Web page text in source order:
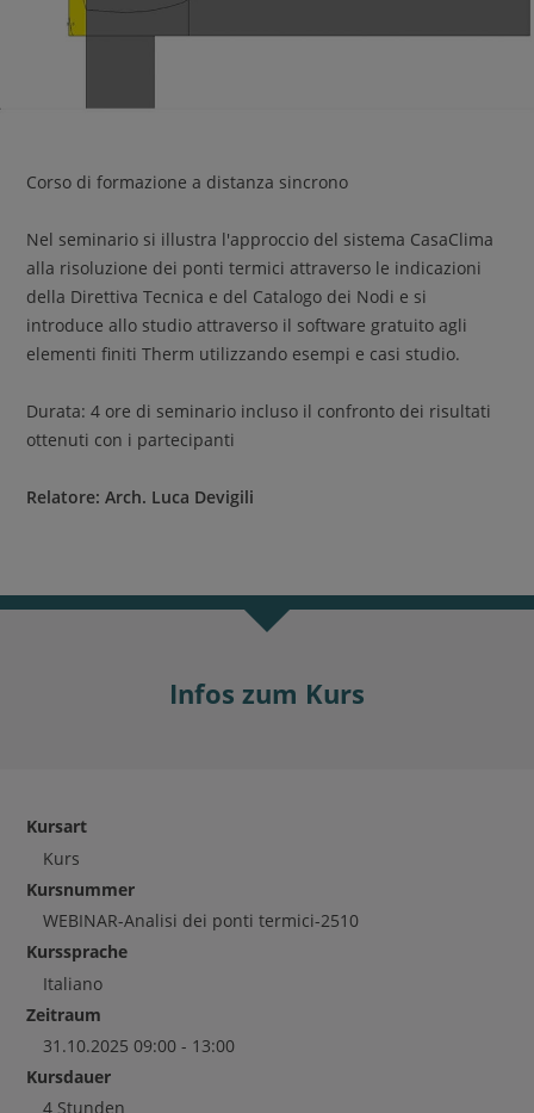
Corso di formazione a distanza sincrono
Nel seminario si illustra l'approccio del sistema CasaClima
alla risoluzione dei ponti termici attraverso le indicazioni
della Direttiva Tecnica e del Catalogo dei Nodi e si
introduce allo studio attraverso il software gratuito agli
elementi finiti Therm utilizzando esempi e casi studio.
Durata: 4 ore di seminario incluso il confronto dei risultati
ottenuti con i partecipanti
Relatore: Arch. Luca Devigili
Infos zum Kurs
Kursart
Kurs
Kursnummer
WEBINAR-Analisi dei ponti termici-2510
Kurssprache
Italiano
Zeitraum
31.10.2025 09:00 - 13:00
Kursdauer
4 Stunden